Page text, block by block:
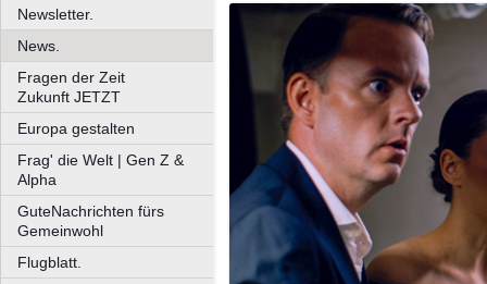
Newsletter.
News.
Fragen der Zeit
Zukunft JETZT
Europa gestalten
Frag' die Welt | Gen Z &
Alpha
GuteNachrichten fürs
Gemeinwohl
Flugblatt.